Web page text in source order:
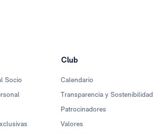
Socio
Club
Calendario
Transparencia y Sostenibilidad
Patrocinadores
Valores